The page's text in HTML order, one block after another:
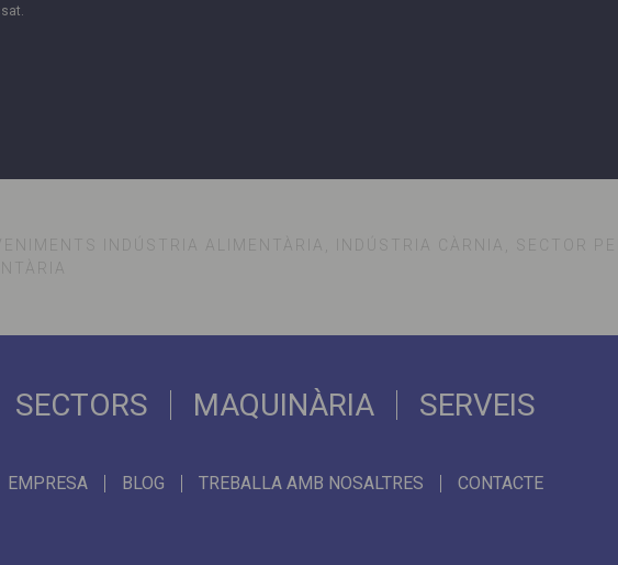
INDÚSTRIA ALIMENTÀRIA, INDÚSTRIA CÀRNIA, SECTOR
SECTORS MAQUINÀRIA SERVEIS
EMPRESA BLOG TREBALLA AMB NOSALTRES CONTACTE